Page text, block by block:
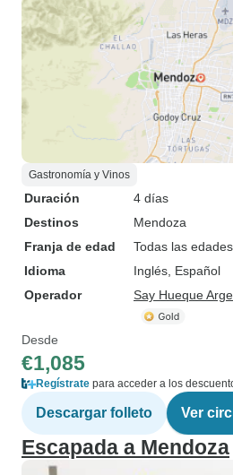
Gastronomía y Vinos
Duración
4 días
Destinos
Mendoza
Franja de edad
Todas las
Idioma
Inglés, Español
Operador
Say Hueque
Desde
€1,085
Regístrate para acceder a los
Descargar folleto Ver
Escapada a Mendoza